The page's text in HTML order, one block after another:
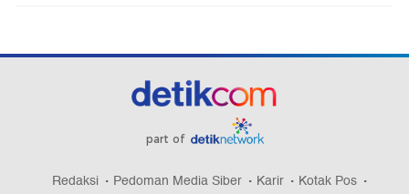
part of
Redaksi Pedoman Media Siber Karir
Kotak Pos